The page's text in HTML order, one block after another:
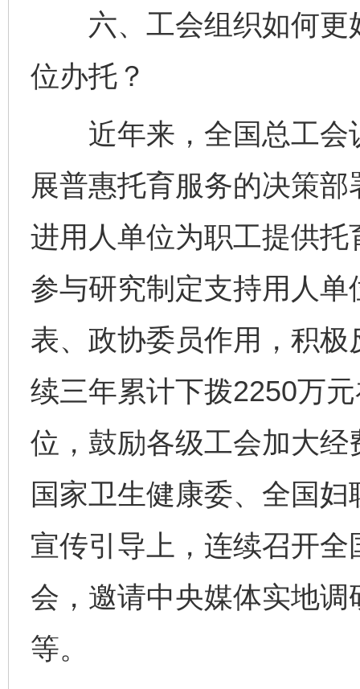
六、工会组织如何更
位办托？
近年来，全国总工会
展普惠托育服务的决策
进用人单位为职工提供
参与研究制定支持用人
表、政协委员作用，积
续三年累计下拨2250万
位，鼓励各级工会加大
国家卫生健康委、全国
宣传引导上，连续召开
会，邀请中央媒体实地
等。